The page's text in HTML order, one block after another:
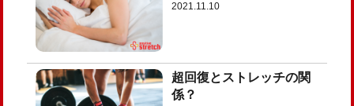
2021.11.10
超回復とストレッチの関
係？